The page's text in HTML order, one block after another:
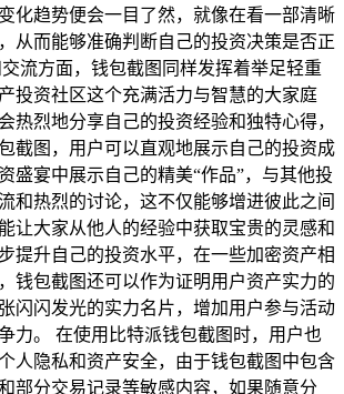
化趋势便会一目了然，就像在看一部清晰
从而能够准确判断自己的投资决策是否正
流方面，钱包截图同样发挥着举足轻重
投资社区这个充满活力与智慧的大家庭
热烈地分享自己的投资经验和独特心得，
截图，用户可以直观地展示自己的投资成
盛宴中展示自己的精美“作品”，与其他投
和热烈的讨论，这不仅能够增进彼此之间
让大家从他人的经验中获取宝贵的灵感和
提升自己的投资水平，在一些加密资产相
钱包截图还可以作为证明用户资产实力的
闪闪发光的实力名片，增加用户参与活动
力。 在使用比特派钱包截图时，用户也
人隐私和资产安全，由于钱包截图中包含
部分交易记录等敏感内容，如果随意分